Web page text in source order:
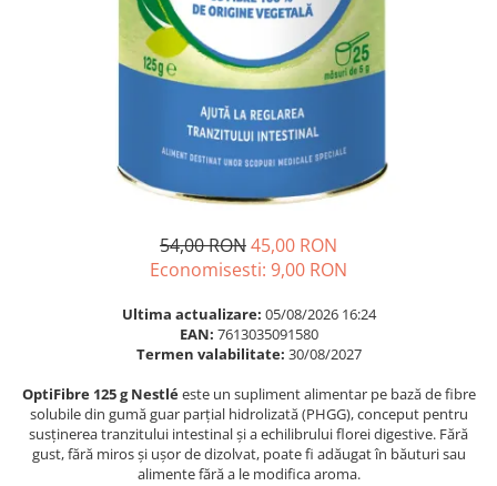
Sanatate urinara
Slabire si control greutate
Somn stres si anxietate
Supliment Calciu
Supliment Complexe
Supliment Magneziu
Supliment Vitamina B
Balsam masca si tratament
Produse cu SPF Pentru Fata
54,00 RON45,00 RON
Economisesti: 9,00 RON
Ultima actualizare: 05/08/2026 16:24
EAN: 7613035091580
Termen valabilitate: 30/08/2027
OptiFibre 125 g Nestléeste un supliment alimentar pe bază de fibre
solubile din gumă guar parțial hidrolizată (PHGG), conceput pentru
susținerea tranzitului intestinal și a echilibrului florei digestive. Fără
gust, fără miros și ușor de dizolvat, poate fi adăugat în băuturi sau
alimente fără a le modifica aroma.